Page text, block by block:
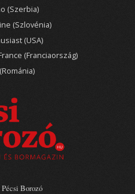
(Szerbia)
(Szlovénia)
(USA)
(Franciaország)
Borozó